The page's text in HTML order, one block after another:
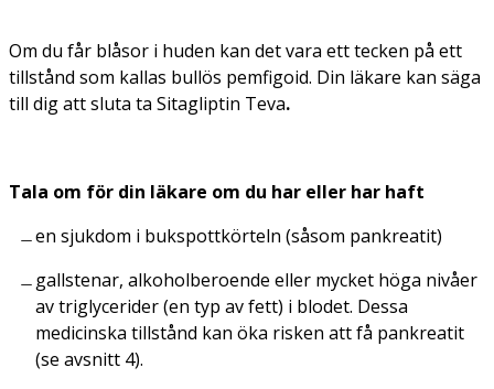
Om du får blåsor i huden kan det vara ett tecken på ett
tillstånd som kallas bullös pemfigoid. Din läkare kan säga
till dig att sluta ta Sitagliptin Teva.
Tala om för din läkare om du har eller har haft
en sjukdom i bukspottkörteln (såsom pankreatit)
gallstenar, alkoholberoende eller mycket höga nivåer
av triglycerider (en typ av fett) i blodet. Dessa
medicinska tillstånd kan öka risken att få pankreatit
(se avsnitt 4).